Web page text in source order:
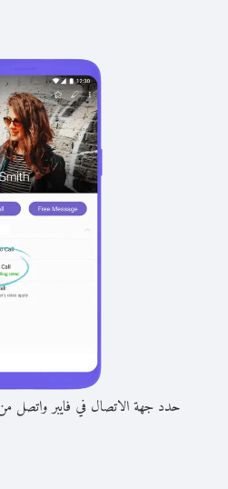
حدد جهة الاتصال في فايبر واتصل